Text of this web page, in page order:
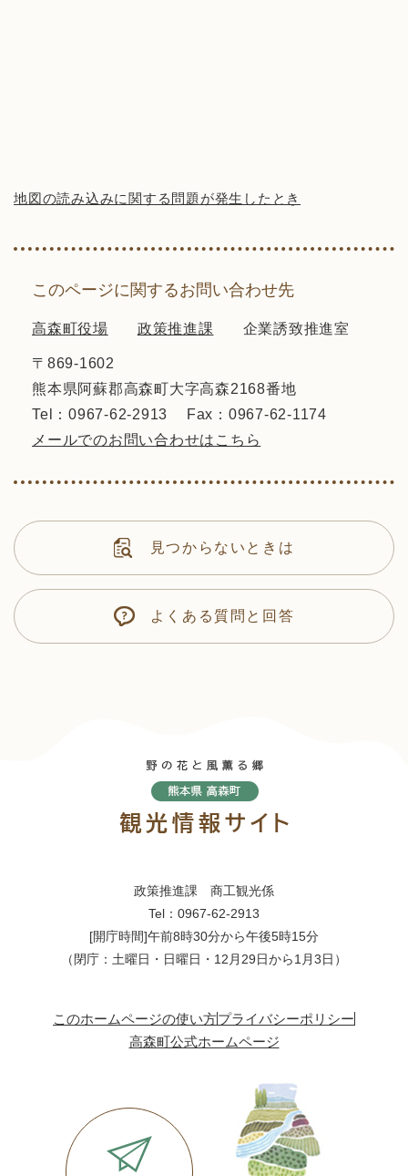
地図の読み込みに関する問題が発生したとき
このページに関するお問い合わせ先
高森町役場 政策推進課 企業誘致推進室
〒869-1602
熊本県阿蘇郡高森町大字高森2168番地
Tel：0967-62-2913
Fax：0967-62-1174
メールでのお問い合わせはこちら
見つからないときは
よくある質問と回答
政策推進課 商工観光係
Tel：0967-62-2913
[開庁時間]午前8時30分から午後5時15分
（閉庁：土曜日・日曜日・12月29日から1月3日）
このホームページの使い方プライバシーポリシー
高森町公式ホームページ